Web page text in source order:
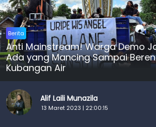
Berita
Anti Mainstream! Warga Demo
Ada yang Mancing Sampai
Kubangan Air
Alif Laili Munazila
13 Maret 2023 | 22:00:15